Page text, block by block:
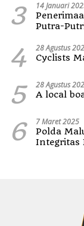
3 14 Januari
Putra-
4 28 Agustus
Cyclists
5 28 Agustus
A local
6 7 Maret 2025
Polda
Integritas